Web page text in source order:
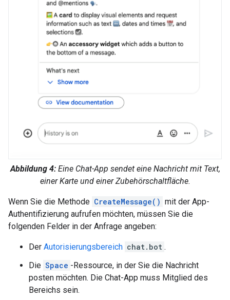
Abbildung 4:Eine Chat-App sendet eine Nachricht mit Text,
einer Karte und einer Zubehörschaltfläche.
Wenn Sie die Methode CreateMessage() mit der App-
Authentifizierung aufrufen möchten, müssen Sie die
folgenden Felder in der Anfrage angeben:
Der Autorisierungsbereich chat.bot .
Die Space -Ressource, in der Sie die Nachricht
posten möchten. Die Chat-App muss Mitglied des
Bereichs sein.